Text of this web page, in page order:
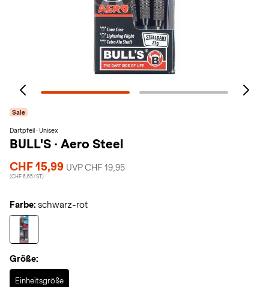
Sale
Dartpfeil · Unisex
BULL'S · Aero Steel
CHF 15,99 UVP CHF 19,95
(CHF 6,65/ST)
Farbe: schwarz-rot
Größe:
Einheitsgröße
Selected